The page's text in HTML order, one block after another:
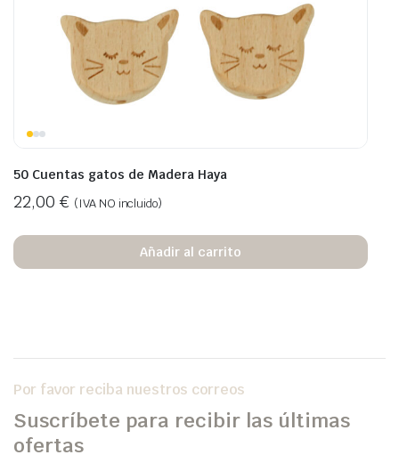
50 Cuentas gatos de Madera Haya
22,00 € (IVA NO incluido)
Añadir al carrito
Por favor reciba nuestros correos
Suscríbete para recibir las últimas
ofertas